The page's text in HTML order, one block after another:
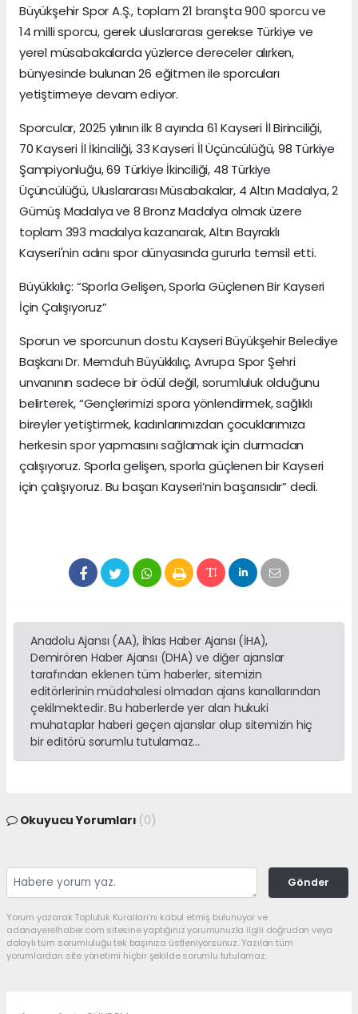
Büyükşehir Spor A.Ş., toplam 21 branşta 900 sporcu ve
14 milli sporcu, gerek uluslararası gerekse Türkiye ve
yerel müsabakalarda yüzlerce dereceler alırken,
bünyesinde bulunan 26 eğitmen ile sporcuları
yetiştirmeye devam ediyor.
Sporcular, 2025 yılının ilk 8 ayında 61 Kayseri İl Birinciliği,
70 Kayseri İl İkinciliği, 33 Kayseri İl Üçüncülüğü, 98 Türkiye
Şampiyonluğu, 69 Türkiye İkinciliği, 48 Türkiye
Üçüncülüğü, Uluslararası Müsabakalar, 4 Altın Madalya, 2
Gümüş Madalya ve 8 Bronz Madalya olmak üzere
toplam 393 madalya kazanarak, Altın Bayraklı
Kayseri'nin adını spor dünyasında gururla temsil etti.
Büyükkılıç: “Sporla Gelişen, Sporla Güçlenen Bir Kayseri
İçin Çalışıyoruz”
Sporun ve sporcunun dostu Kayseri Büyükşehir Belediye
Başkanı Dr. Memduh Büyükkılıç, Avrupa Spor Şehri
unvanının sadece bir ödül değil, sorumluluk olduğunu
belirterek, “Gençlerimizi spora yönlendirmek, sağlıklı
bireyler yetiştirmek, kadınlarımızdan çocuklarımıza
herkesin spor yapmasını sağlamak için durmadan
çalışıyoruz. Sporla gelişen, sporla güçlenen bir Kayseri
için çalışıyoruz. Bu başarı Kayseri’nin başarısıdır” dedi.
Anadolu Ajansı (AA), İhlas Haber Ajansı (İHA),
Demirören Haber Ajansı (DHA) ve diğer ajanslar
tarafından eklenen tüm haberler, sitemizin
editörlerinin müdahalesi olmadan ajans kanallarından
çekilmektedir. Bu haberlerde yer alan hukuki
muhataplar haberi geçen ajanslar olup sitemizin hiç
bir editörü sorumlu tutulamaz...
Okuyucu Yorumları (0)
Gönder
Yorum yazarak Topluluk Kuralları’nı kabul etmiş bulunuyor ve
adanayerelhaber.com sitesine yaptığınız yorumunuzla ilgili doğrudan veya
dolaylı tüm sorumluluğu tek başınıza üstleniyorsunuz. Yazılan tüm
yorumlardan site yönetimi hiçbir şekilde sorumlu tutulamaz.